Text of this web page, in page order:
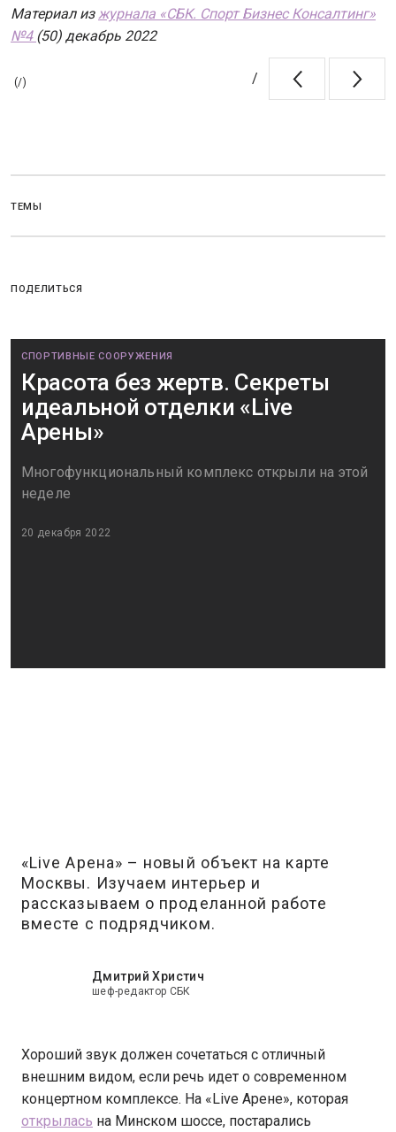
Материал изжурнала «СБК. Спорт Бизнес Консалтинг»
№4 (50) декабрь 2022
(/) /
ТЕМЫ
ПОДЕЛИТЬСЯ
СПОРТИВНЫЕ СООРУЖЕНИЯ
Красота без жертв. Секреты
идеальной отделки «Live
Арены»
Многофункциональный комплекс открыли на этой
неделе
20 декабря 2022
«Live Арена» – новый объект на карте
Москвы. Изучаем интерьер и
рассказываем о проделанной работе
вместе с подрядчиком.
Дмитрий Христич
шеф-редактор СБК
Хороший звук должен сочетаться с отличный
внешним видом, если речь идет о современном
концертном комплексе. На «Live Арене», которая
открылась на Минском шоссе, постарались